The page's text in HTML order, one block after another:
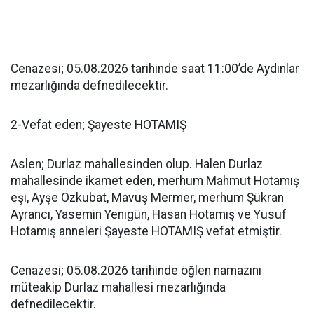
Cenazesi; 05.08.2026 tarihinde saat 11:00’de Aydınlar
mezarlığında defnedilecektir.
2-Vefat eden; Şayeste HOTAMIŞ
Aslen; Durlaz mahallesinden olup. Halen Durlaz
mahallesinde ikamet eden, merhum Mahmut Hotamış
eşi, Ayşe Özkubat, Mavuş Mermer, merhum Şükran
Ayrancı, Yasemin Yenigün, Hasan Hotamış ve Yusuf
Hotamış anneleri Şayeste HOTAMIŞ vefat etmiştir.
Cenazesi; 05.08.2026 tarihinde öğlen namazını
müteakip Durlaz mahallesi mezarlığında
defnedilecektir.